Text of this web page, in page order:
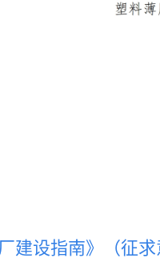
建设指南》（征